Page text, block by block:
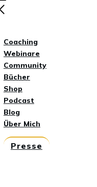
Coaching
Webinare
Community
Bücher
Shop
Podcast
Blog
Über Mich
Presse